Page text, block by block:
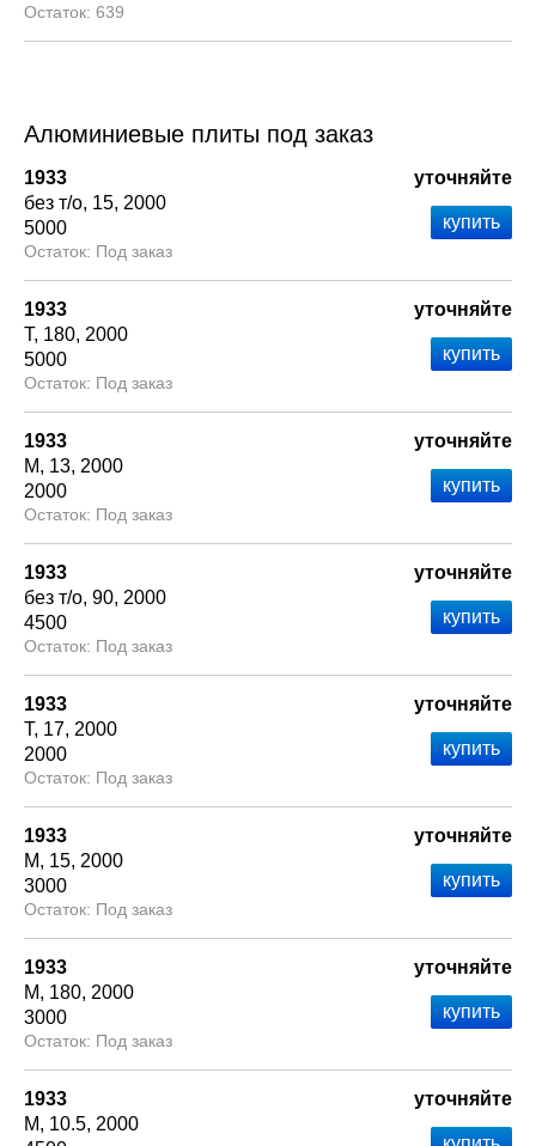
639
Алюминиевые плиты под заказ
1933
без т/о 15 2000
5000
Под заказ
уточняйте
1933
Т 180 2000
5000
Под заказ
уточняйте
1933
М
13 2000
2000
Под заказ
уточняйте
1933
без т/о 90 2000
4500
Под заказ
уточняйте
1933
Т 17 2000
2000
Под заказ
уточняйте
1933
М
15 2000
3000
Под заказ
уточняйте
1933
М
180 2000
3000
Под заказ
уточняйте
1933
М
10.5 2000
уточняйте